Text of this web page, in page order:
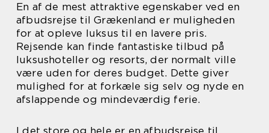
En af de mest attraktive egenskaber ved en
afbudsrejse til Grækenland er muligheden
for at opleve luksus til en lavere pris.
Rejsende kan finde fantastiske tilbud på
luksushoteller og resorts, der normalt ville
være uden for deres budget. Dette giver
mulighed for at forkæle sig selv og nyde en
afslappende og mindeværdig ferie.